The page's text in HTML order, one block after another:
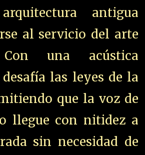
antigua
al servicio del arte
Con una acústica
las leyes de la
que la voz de
llegue con nitidez a
sin necesidad de